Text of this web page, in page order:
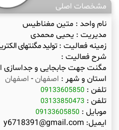
مشخصات اصلی
نام واحد : متین مغناطیس
مدیریت :یحیی محمدی
زمینه فعالیت :تولید مگنتهای
شرح فعالیت :
مگنت جهت جابجایی و جداسازی
استان و شهر : اصفهان- اصفهان
تلفن : 09133605850
تلفن : 03133850473
موبایل : 09133605850
ایمیل: y6718391@gmail.com